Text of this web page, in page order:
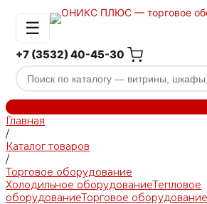
☰
+7 (3532) 40-45-30
Главная
/
Каталог товаров
/
Торговое оборудование
Холодильное оборудованиеТепловое
оборудованиеТорговое оборудование